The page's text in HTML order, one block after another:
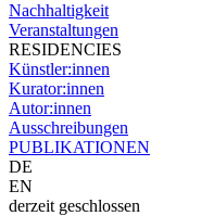
Nachhaltigkeit
Veranstaltungen
RESIDENCIES
Künstler:innen
Kurator:innen
Autor:innen
Ausschreibungen
PUBLIKATIONEN
DE
EN
derzeit geschlossen